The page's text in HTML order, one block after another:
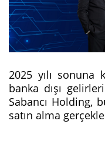
2025 yılı sonuna
banka dışı
Sabancı Holding,
satın alma